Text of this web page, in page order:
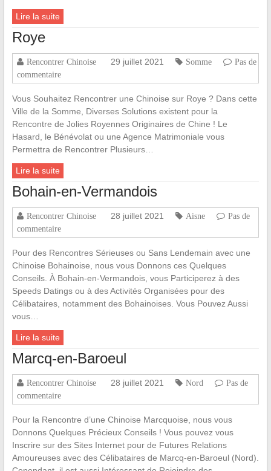
Lire la suite
Roye
Rencontrer Chinoise 29 juillet 2021 Somme
Pas de
commentaire
Vous Souhaitez Rencontrer une Chinoise sur Roye ? Dans cette
Ville de la Somme, Diverses Solutions existent pour la
Rencontre de Jolies Royennes Originaires de Chine ! Le
Hasard, le Bénévolat ou une Agence Matrimoniale vous
Permettra de Rencontrer Plusieurs…
Lire la suite
Bohain-en-Vermandois
Rencontrer Chinoise 28 juillet 2021 Aisne
Pas de
commentaire
Pour des Rencontres Sérieuses ou Sans Lendemain avec une
Chinoise Bohainoise, nous vous Donnons ces Quelques
Conseils. À Bohain-en-Vermandois, vous Participerez à des
Speeds Datings ou à des Activités Organisées pour des
Célibataires, notamment des Bohainoises. Vous Pouvez Aussi
vous…
Lire la suite
Marcq-en-Baroeul
Rencontrer Chinoise 28 juillet 2021 Nord
Pas de
commentaire
Pour la Rencontre d’une Chinoise Marcquoise, nous vous
Donnons Quelques Précieux Conseils ! Vous pouvez vous
Inscrire sur des Sites Internet pour de Futures Relations
Amoureuses avec des Célibataires de Marcq-en-Baroeul (Nord).